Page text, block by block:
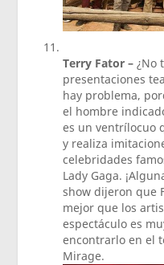
Terry Fator – ¿No
presentaciones
hay problema,
el hombre
es un ventrílocuo
y realiza
celebridades
Lady Gaga.
show dijeron que
mejor que los
espectáculo es
encontrarlo en el
Mirage.